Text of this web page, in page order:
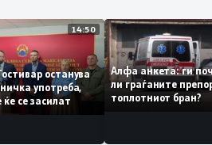
14:50
Гостивар останува
техничка употреба,
ќе се засилат
Алфа анкета:
ли граѓаните
топлотниот